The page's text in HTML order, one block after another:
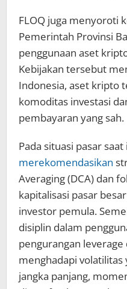
FLOQ juga menyoroti
Pemerintah Provinsi
penggunaan aset
Kebijakan tersebut
Indonesia, aset kripto
komoditas investasi
pembayaran yang sah.
Pada situasi pasar saat
merekomendasikan
Averaging (DCA) dan
kapitalisasi pasar
investor pemula.
disiplin dalam
pengurangan
menghadapi
jangka panjang,